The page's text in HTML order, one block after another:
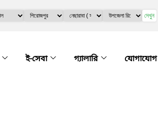
দেখুন
ই-সেবা গ্যালারি যোগাযোগ